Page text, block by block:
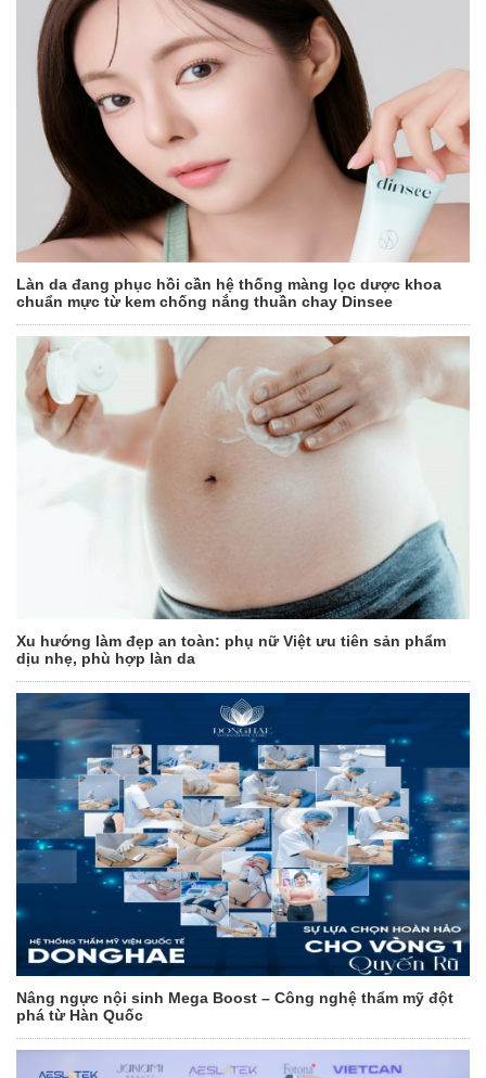
Làn da đang phục hồi cần hệ thống màng lọc dược khoa
chuẩn mực từ kem chống nắng thuần chay Dinsee
Xu hướng làm đẹp an toàn: phụ nữ Việt ưu tiên sản phẩm
dịu nhẹ, phù hợp làn da
Nâng ngực nội sinh Mega Boost – Công nghệ thẩm mỹ đột
phá từ Hàn Quốc